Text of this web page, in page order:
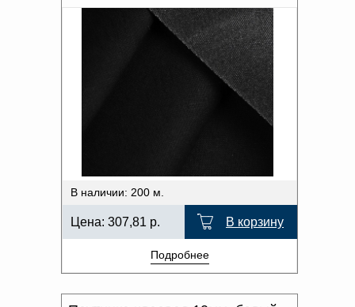
В наличии: 200 м.
Цена: 307,81 р. В корзину
Подробнее